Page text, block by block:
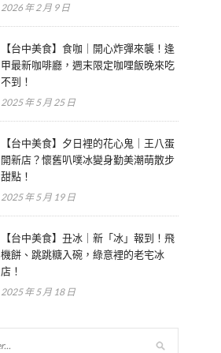
2026 年 2 月 9 日
【台中美食】食咖｜開心炸彈來襲！逢
甲最新咖啡廳，週末限定咖哩飯晚來吃
不到！
2025 年 5 月 25 日
【台中美食】夕日裡的花心鬼｜王八蛋
開新店？懷舊叭噗冰變身勤美潮萌散步
甜點！
2025 年 5 月 19 日
【台中美食】丑冰｜新「冰」報到！飛
機餅、跳跳糖入碗，綠意裡的老宅冰
店！
2025 年 5 月 18 日